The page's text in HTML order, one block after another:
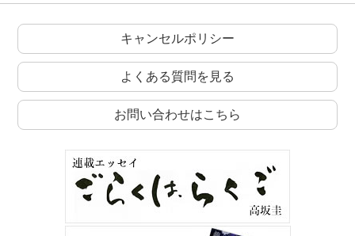
キャンセルポリシー
よくある質問を見る
お問い合わせはこちら